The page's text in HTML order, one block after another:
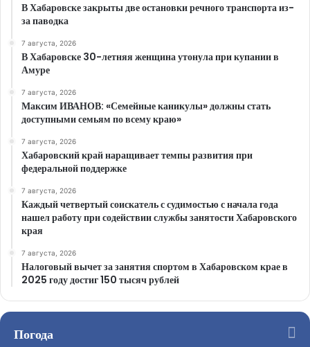
В Хабаровске закрыты две остановки речного транспорта из-
за паводка
7 августа, 2026
В Хабаровске 30-летняя женщина утонула при купании в
Амуре
7 августа, 2026
Максим ИВАНОВ: «Семейные каникулы» должны стать
доступными семьям по всему краю»
7 августа, 2026
Хабаровский край наращивает темпы развития при
федеральной поддержке
7 августа, 2026
Каждый четвертый соискатель с судимостью с начала года
нашел работу при содействии службы занятости Хабаровского
края
7 августа, 2026
Налоговый вычет за занятия спортом в Хабаровском крае в
2025 году достиг 150 тысяч рублей
Погода